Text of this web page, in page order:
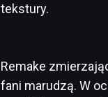
tekstury.
Remake
fani marudzą. W